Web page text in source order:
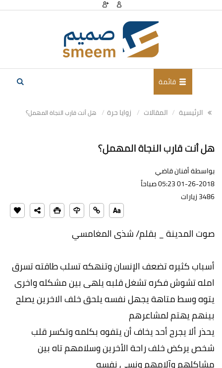
قائمة
الرئيسية المقالات زوايا حرة هل أنت قارب النجاة المهمل؟
هل أنت قارب النجاة المهمل؟
بواسطة أفنان قاضي
01-26-2018 05:23 صباحاً
3486 زيارات
صوت المدينة _ بقلم/ شذى المغامسي
أسباب كثيره تضعف الإنسان وتنهكه تسلب طاقته تسرق
امله تشوش فكره تشغل قلبه يلهى بين مشكله واخرى
يتوه وسط متاهة يجهل نفسه يلحق خلف الاخرين يصلح
بينهم يهتم لمشاعرهم
يحذر ألا يجرح أحد يخاف أن يتفوه بكلمه وتكسر قلب
شخص يركض خلف راحة الأخرين وسلامهم تاه بين
مشاكلهم وآلامهم ونسي نفسه